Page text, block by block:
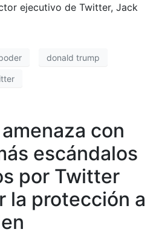
ejecutivo de Twitter, Jack
donald trump
con
escándalos
por Twitter
la protección a